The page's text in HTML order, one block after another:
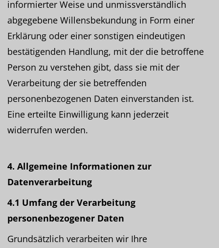
informierter Weise und unmissverständlich
abgegebene Willensbekundung in Form einer
Erklärung oder einer sonstigen eindeutigen
bestätigenden Handlung, mit der die betroffene
Person zu verstehen gibt, dass sie mit der
Verarbeitung der sie betreffenden
personenbezogenen Daten einverstanden ist.
Eine erteilte Einwilligung kann jederzeit
widerrufen werden.
4. Allgemeine Informationen zur
Datenverarbeitung
4.1 Umfang der Verarbeitung
personenbezogener Daten
Grundsätzlich verarbeiten wir Ihre